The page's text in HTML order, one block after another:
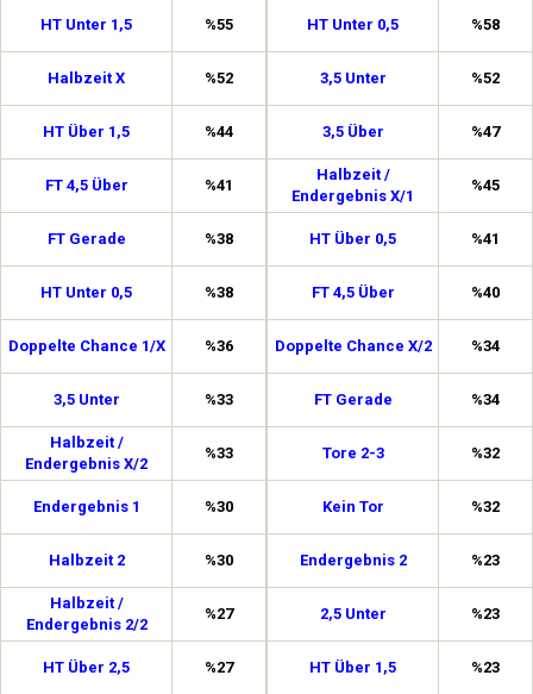
HT Unter 1,5 %55
Halbzeit X %52
HT Über 1,5 %44
FT 4,5 Über %41
FT Gerade %38
HT Unter 0,5 %38
Doppelte Chance 1/X %36
3,5 Unter %33
Halbzeit /
Endergebnis X/2
%33
Endergebnis 1 %30
Halbzeit 2 %30
Halbzeit /
Endergebnis 2/2
%27
HT Über 2,5 %27
HT Unter 0,5 %58
3,5 Unter %52
3,5 Über %47
Halbzeit /
Endergebnis X/1
%45
HT Über 0,5 %41
FT 4,5 Über %40
Doppelte Chance X/2 %34
FT Gerade %34
Tore 2-3 %32
Kein Tor %32
Endergebnis 2 %23
2,5 Unter %23
HT Über 1,5 %23